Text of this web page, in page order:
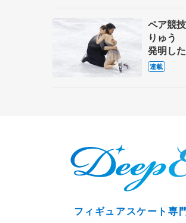
ペア競
りゅう
発明し
連載
フィギュアスケート専